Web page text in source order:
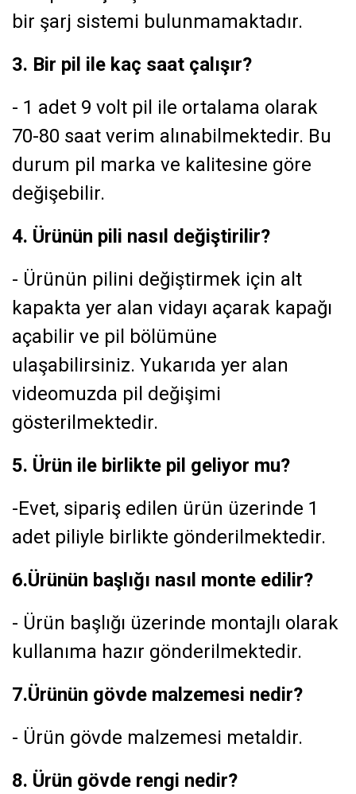
bir şarj sistemi bulunmamaktadır.
3. Bir pil ile kaç saat çalışır?
- 1 adet 9 volt pil ile ortalama olarak
70-80 saat verim alınabilmektedir. Bu
durum pil marka ve kalitesine göre
değişebilir.
4. Ürünün pili nasıl değiştirilir?
- Ürünün pilini değiştirmek için alt
kapakta yer alan vidayı açarak kapağı
açabilir ve pil bölümüne
ulaşabilirsiniz. Yukarıda yer alan
videomuzda pil değişimi
gösterilmektedir.
5. Ürün ile birlikte pil geliyor mu?
-Evet, sipariş edilen ürün üzerinde 1
adet piliyle birlikte gönderilmektedir.
6.Ürünün başlığı nasıl monte edilir?
- Ürün başlığı üzerinde montajlı olarak
kullanıma hazır gönderilmektedir.
7.Ürünün gövde malzemesi nedir?
- Ürün gövde malzemesi metaldir.
8. Ürün gövde rengi nedir?